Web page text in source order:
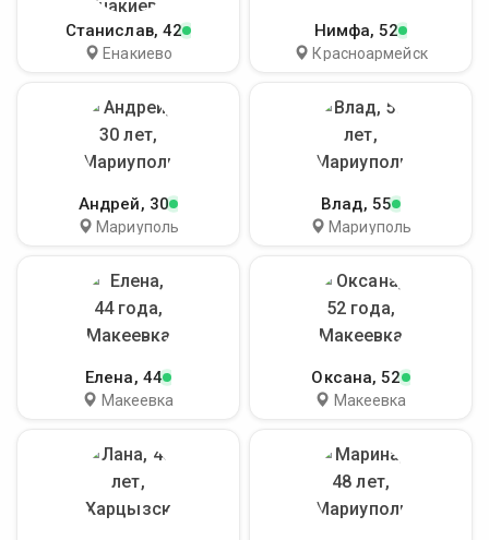
Станислав, 42
Енакиево
Нимфа, 52
Красноармейск
Андрей, 30
Мариуполь
Влад, 55
Мариуполь
Елена, 44
Макеевка
Оксана, 52
Макеевка